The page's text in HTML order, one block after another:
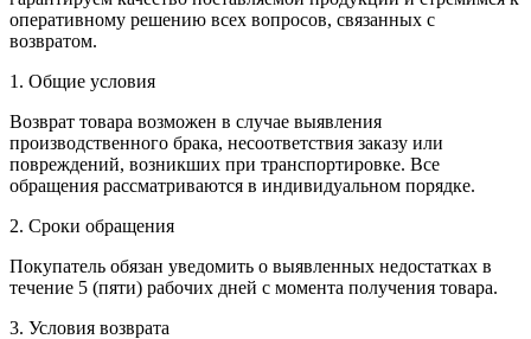
оперативному решению всех вопросов, связанных с
возвратом.
1. Общие условия
Возврат товара возможен в случае выявления
производственного брака, несоответствия заказу или
повреждений, возникших при транспортировке. Все
обращения рассматриваются в индивидуальном порядке.
2. Сроки обращения
Покупатель обязан уведомить о выявленных недостатках в
течение 5 (пяти) рабочих дней с момента получения товара.
3. Условия возврата